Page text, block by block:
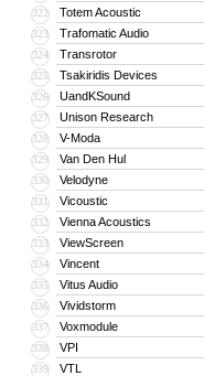
322 Totem Acoustic
323 Trafomatic Audio
324 Transrotor
325 Tsakiridis Devices
326 UandKSound
327 Unison Research
328 V-Moda
329 Van Den Hul
330 Velodyne
331 Vicoustic
332 Vienna Acoustics
333 ViewScreen
334 Vincent
335 Vitus Audio
336 Vividstorm
337 Voxmodule
338 VPI
339 VTL